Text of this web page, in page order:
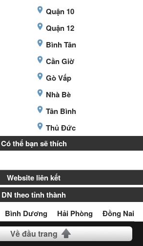
Quận 10
Quận 12
Bình Tân
Cần Giờ
Gò Vấp
Nhà Bè
Tân Bình
Thủ Đức
Có thể bạn sẽ thích
Website liên kết
DN theo tỉnh thành
Bình Dương Hải Phòng Đồng Nai
Về đầu trang